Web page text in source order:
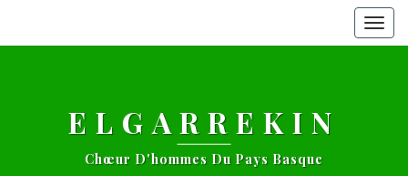
ELGARREKIN
Chœur D'hommes Du Pays Basque